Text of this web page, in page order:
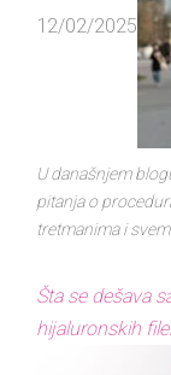
12/02/2025
U današnjem
pitanja o
tretmanima i
Šta se dešava
hijaluronskih